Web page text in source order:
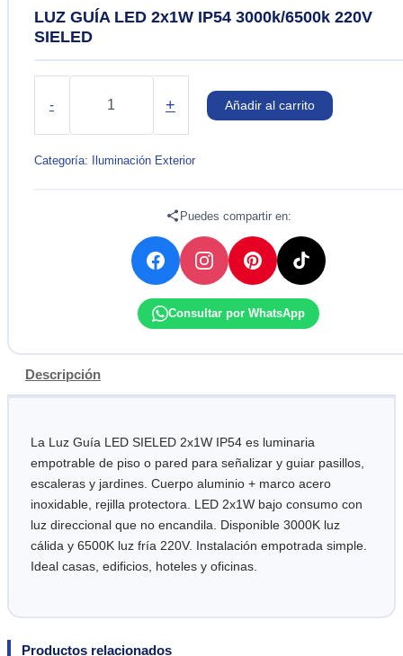
LUZ GUÍA LED 2x1W IP54 3000k/6500k 220V
SIELED
-
2x1W
IP54
+ Añadir al carrito
Categoría: Iluminación Exterior
Puedes compartir en:
Consultar por WhatsApp
Descripción
La Luz Guía LED SIELED 2x1W IP54 es luminaria
empotrable de piso o pared para señalizar y guiar pasillos,
escaleras y jardines. Cuerpo aluminio + marco acero
inoxidable, rejilla protectora. LED 2x1W bajo consumo con
luz direccional que no encandila. Disponible 3000K luz
cálida y 6500K luz fría 220V. Instalación empotrada simple.
Ideal casas, edificios, hoteles y oficinas.
Productos relacionados